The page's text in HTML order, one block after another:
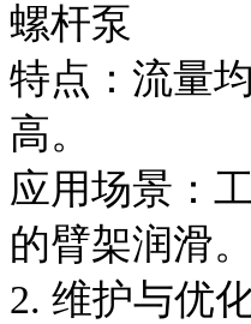
螺杆泵
特点：流量
高。
应用场景：
的臂架润滑。
2. 维护与优